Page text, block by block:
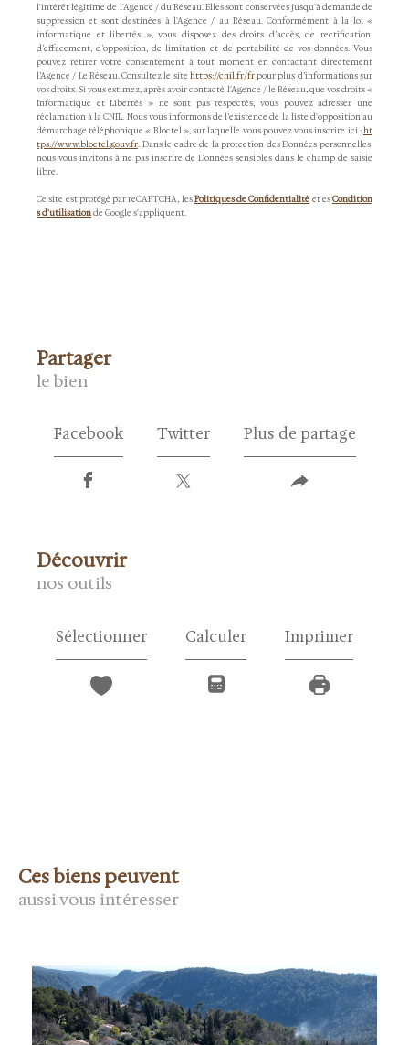
l'intérêt légitime de l'Agence / du Réseau. Elles sont conservées jusqu'à demande de
suppression et sont destinées à l'Agence / au Réseau. Conformément à la loi «
informatique et libertés », vous disposez des droits d’accès, de rectification,
d’effacement, d’opposition, de limitation et de portabilité de vos données. Vous
pouvez retirer votre consentement à tout moment en contactant directement
l’Agence / Le Réseau. Consultez le site https://cnil.fr/frpour plus d’informations sur
vos droits. Si vous estimez, après avoir contacté l'Agence / le Réseau, que vos droits «
Informatique et Libertés » ne sont pas respectés, vous pouvez adresser une
réclamation à la CNIL. Nous vous informons de l’existence de la liste d'opposition au
démarchage téléphonique « Bloctel », sur laquelle vous pouvez vous inscrire ici :ht
tps://www.bloctel.gouv.fr. Dans le cadre de la protection des Données personnelles,
nous vous invitons à ne pas inscrire de Données sensibles dans le champ de saisie
libre.
Ce site est protégé par reCAPTCHA, lesPolitiques de Confidentialité et esCondition
s d'utilisationde Google s'appliquent.
partager
le bien
Facebook Twitter Plus de partage
découvrir
nos outils
Sélectionner Calculer Imprimer
Ces biens peuvent
aussi vous intéresser